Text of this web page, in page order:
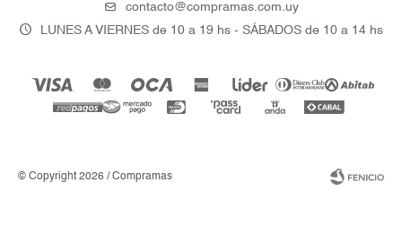
contacto@compramas.com.uy
LUNES A VIERNES de 10 a 19 hs - SÁBADOS de 10 a 14 hs
© Copyright 2026 / Compramas